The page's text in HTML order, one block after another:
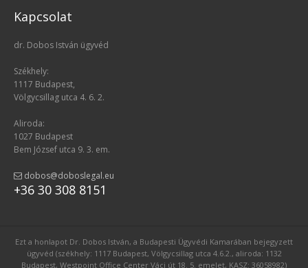
Kapcsolat
dr. Dobos István ügyvéd
Székhely:
1117 Budapest,
Völgycsillag utca 4. 6. 2.
Aliroda:
1027 Budapest
Bem József utca 9. 3. em.
dobos@doboslegal.eu
+36 30 308 8151
Ezt a honlapot Dr. Dobos István, a Budapesti Ügyvédi Kamarában bejegyzett
ügyvéd (székhely: 1117 Budapest, Völgycsillag utca 4.6.2., aliroda: 1132
Budapest, Westpoint Office Center Váci út 18. 5. emelet, KASZ: 36058982)